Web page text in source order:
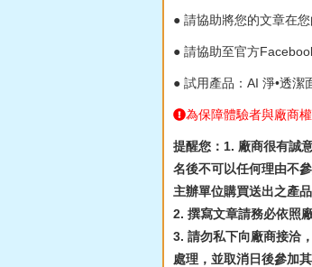
● 請協助將您的文章在
● 請協助至官方
● 試用產品：AI 淨•透潔
為保障體驗者與廠商
提醒您：1. 廠商很有誠
名後不可以任何理由不
主辦單位購買送出之產
2. 撰寫文章請務必依照
3. 請勿私下向廠商接洽
處理，並取消日後參加